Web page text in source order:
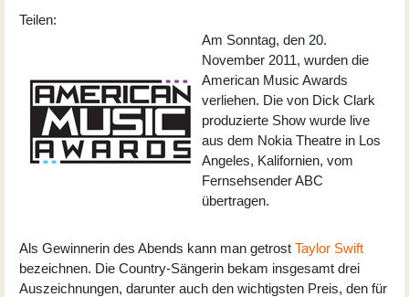
Teilen:
Am Sonntag, den 20.
November 2011, wurden die
American Music Awards
verliehen. Die von Dick Clark
produzierte Show wurde live
aus dem Nokia Theatre in Los
Angeles, Kalifornien, vom
Fernsehsender ABC
übertragen.
Als Gewinnerin des Abends kann man getrost Taylor Swift
bezeichnen. Die Country-Sängerin bekam insgesamt drei
Auszeichnungen, darunter auch den wichtigsten Preis, den für